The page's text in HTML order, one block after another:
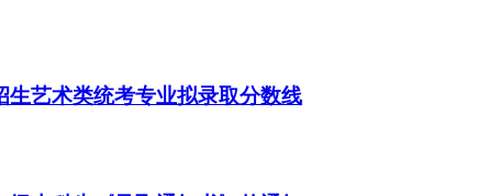
生艺术类统考专业拟录取分数线